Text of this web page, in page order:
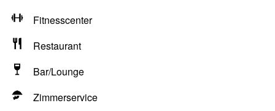
Fitnesscenter
Restaurant
Bar/Lounge
Zimmerservice